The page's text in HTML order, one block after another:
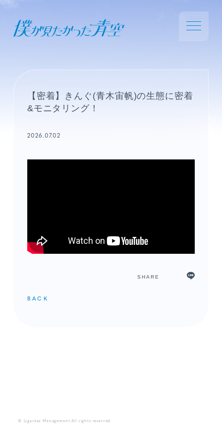
【密着】きんぐ(青木宙帆)の生態に密着
&モニタリング！
2026.07.02
SHARE
BACK
© Ligareaz Management All rights reserved.